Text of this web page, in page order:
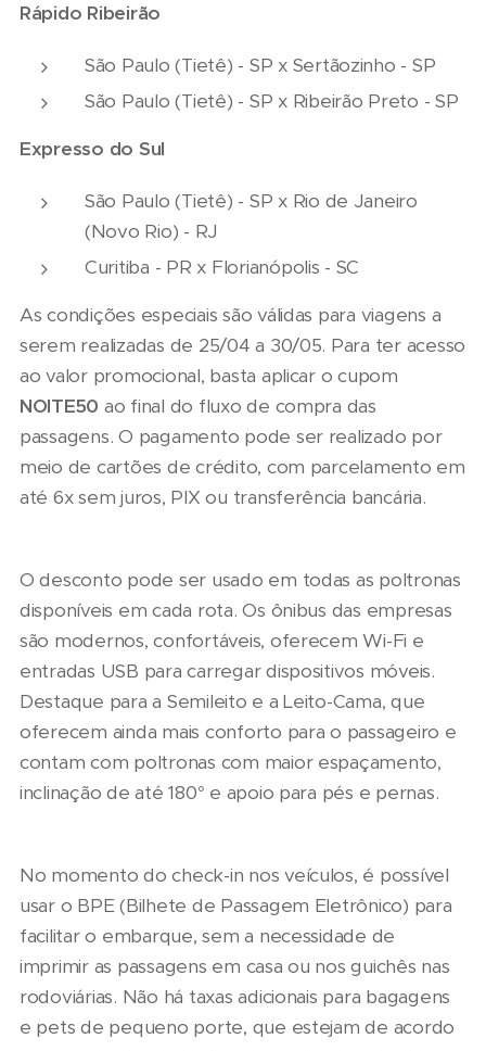
Rápido Ribeirão
São Paulo (Tietê) - SP x Sertãozinho - SP
São Paulo (Tietê) - SP x Ribeirão Preto - SP
Expresso do Sul
São Paulo (Tietê) - SP x Rio de Janeiro
(Novo Rio) - RJ
Curitiba - PR x Florianópolis - SC
As condições especiais são válidas para viagens a
serem realizadas de 25/04 a 30/05. Para ter acesso
ao valor promocional, basta aplicar o cupom
NOITE50 ao final do fluxo de compra das
passagens. O pagamento pode ser realizado por
meio de cartões de crédito, com parcelamento em
até 6x sem juros, PIX ou transferência bancária.
O desconto pode ser usado em todas as poltronas
disponíveis em cada rota. Os ônibus das empresas
são modernos, confortáveis, oferecem Wi-Fi e
entradas USB para carregar dispositivos móveis.
Destaque para a Semileito e a Leito-Cama, que
oferecem ainda mais conforto para o passageiro e
contam com poltronas com maior espaçamento,
inclinação de até 180° e apoio para pés e pernas.
No momento do check-in nos veículos, é possível
usar o BPE (Bilhete de Passagem Eletrônico) para
facilitar o embarque, sem a necessidade de
imprimir as passagens em casa ou nos guichês nas
rodoviárias. Não há taxas adicionais para bagagens
e pets de pequeno porte, que estejam de acordo